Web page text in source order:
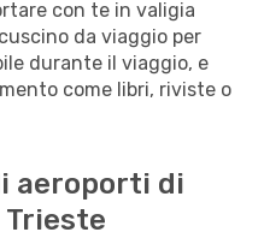
con te in valigia
da viaggio per
durante il viaggio, e
come libri, riviste o
aeroporti di
Trieste